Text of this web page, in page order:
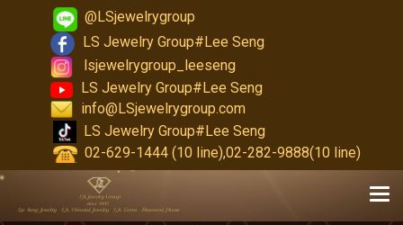
@LSjewelrygroup
LS Jewelry Group#Lee Seng
lsjewelrygroup_leeseng
LS Jewelry Group#Lee Seng
info@LSjewelrygroup.com
LS Jewelry Group#Lee Seng
02-629-1444 (10 line),02-282-9888(10 line)